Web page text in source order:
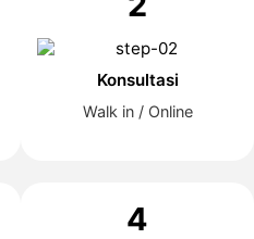
Konsultasi
Walk in / Online
4